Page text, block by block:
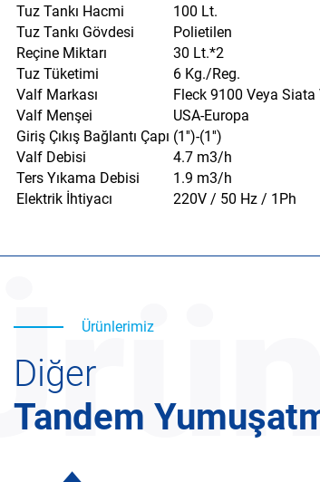
Tuz Tankı Hacmi
100 Lt.
Tuz Tankı Gövdesi
Polietilen
Reçine Miktarı
30 Lt.*2
Tuz Tüketimi
6 Kg./Reg.
Valf Markası
Fleck 9100 Veya
Valf Menşei
USA-Europa
Giriş Çıkış Bağlantı Çapı (1'')-(1'')
Valf Debisi
4.7 m3/h
Ters Yıkama Debisi
1.9 m3/h
Elektrik İhtiyacı
220V / 50 Hz / 1Ph
Ürünlerimiz
Diğer
Tandem